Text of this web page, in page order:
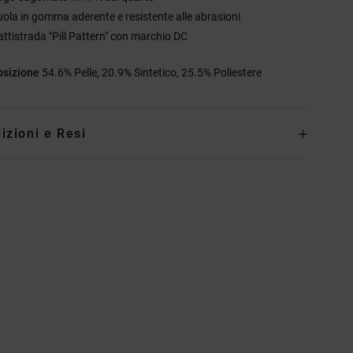
in gomma aderente e resistente alle abrasioni
"Pill Pattern" con marchio DC
54.6% Pelle, 20.9% Sintetico, 25.5% Poliestere
e Resi